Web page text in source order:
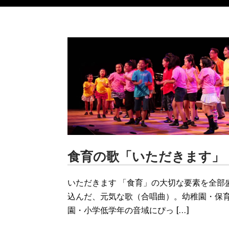
食育の歌「いただきます」
いただきます 「食育」の大切な要素を全部
込んだ、元気な歌（合唱曲）。幼稚園・保
園・小学低学年の音域にぴっ […]